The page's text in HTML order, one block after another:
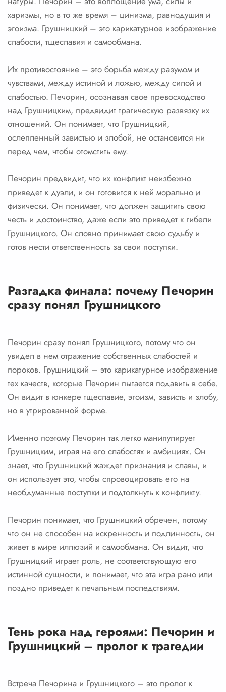
харизмы, но в то же время – цинизма, равнодушия и
эгоизма. Грушницкий – это карикатурное изображение
слабости, тщеславия и самообмана.
Их противостояние – это борьба между разумом и
чувствами, между истиной и ложью, между силой и
слабостью. Печорин, осознавая свое превосходство
над Грушницким, предвидит трагическую развязку их
отношений. Он понимает, что Грушницкий,
ослепленный завистью и злобой, не остановится ни
перед чем, чтобы отомстить ему.
Печорин предвидит, что их конфликт неизбежно
приведет к дуэли, и он готовится к ней морально и
физически. Он понимает, что должен защитить свою
честь и достоинство, даже если это приведет к гибели
Грушницкого. Он словно принимает свою судьбу и
готов нести ответственность за свои поступки.
Разгадка финала: почему Печорин
сразу понял Грушницкого
Печорин сразу понял Грушницкого, потому что он
увидел в нем отражение собственных слабостей и
пороков. Грушницкий – это карикатурное изображение
тех качеств, которые Печорин пытается подавить в себе.
Он видит в юнкере тщеславие, эгоизм, зависть и злобу,
но в утрированной форме.
Именно поэтому Печорин так легко манипулирует
Грушницким, играя на его слабостях и амбициях. Он
знает, что Грушницкий жаждет признания и славы, и
он использует это, чтобы спровоцировать его на
необдуманные поступки и подтолкнуть к конфликту.
Печорин понимает, что Грушницкий обречен, потому
что он не способен на искренность и подлинность, он
живет в мире иллюзий и самообмана. Он видит, что
Грушницкий играет роль, не соответствующую его
истинной сущности, и понимает, что эта игра рано или
поздно приведет к печальным последствиям.
Тень рока над героями: Печорин и
Грушницкий – пролог к трагедии
Встреча Печорина и Грушницкого – это пролог к